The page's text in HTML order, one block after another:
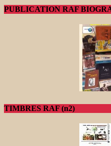
PUBLICATION RAF
TIMBRES RAF (n2)